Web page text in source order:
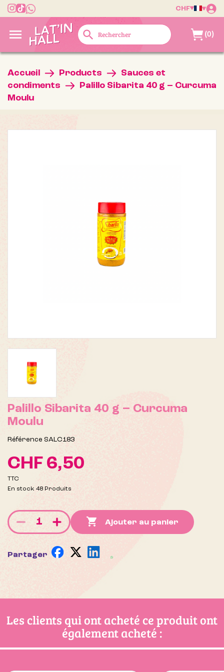
CHF
 search (0)
Accueil Products
Sauces et
condiments
Palillo Sibarita 40 g – Curcuma
Moulu
Palillo Sibarita 40 g – Curcuma
Moulu
Référence SALC183
CHF 6,50
TTC
En stock 48 Produits
 Ajouter au panier
Partager
Les clients qui ont acheté ce produit ont
également acheté :